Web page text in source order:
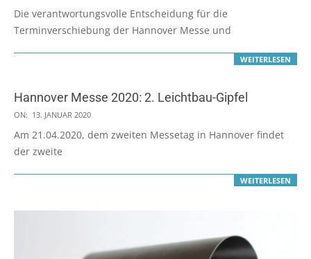
03-
04
Die verantwortungsvolle Entscheidung für die
Terminverschiebung der Hannover Messe und
WEITERLESEN
Hannover Messe 2020: 2. Leichtbau-Gipfel
2020-
01-
13
ON: 13. JANUAR 2020
Am 21.04.2020, dem zweiten Messetag in Hannover findet
der zweite
WEITERLESEN